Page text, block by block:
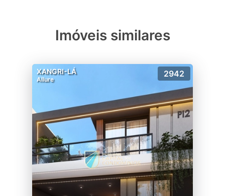
- Bar da piscina;
- Lounge festas;
- Baby Care;
- Hangout adolescente;
- Rooftop;
Imóveis similares
XANGRI-LÁ
Allure
2942